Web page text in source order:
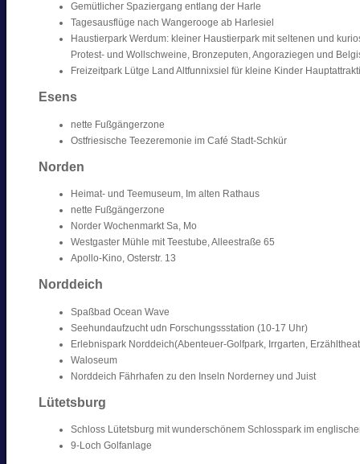
Gemütlicher Spaziergang entlang der Harle
Tagesausflüge nach Wangerooge ab Harlesiel
Haustierpark Werdum: kleiner Haustierpark mit seltenen und
Protest- und Wollschweine, Bronzeputen, Angoraziegen und
Freizeitpark Lütge Land Altfunnixsiel für kleine Kinder
Esens
nette Fußgängerzone
Ostfriesische Teezeremonie im Café Stadt-Schkür
Norden
Heimat- und Teemuseum, Im alten Rathaus
nette Fußgängerzone
Norder Wochenmarkt Sa, Mo
Westgaster Mühle mit Teestube, Alleestraße 65
Apollo-Kino, Osterstr. 13
Norddeich
Spaßbad Ocean Wave
Seehundaufzucht udn Forschungssstation (10-17 Uhr)
Erlebnispark Norddeich(Abenteuer-Golfpark, Irrgarten,
Waloseum
Norddeich Fährhafen zu den Inseln Norderney und Juist
Lütetsburg
Schloss Lütetsburg mit wunderschönem Schlosspark im
9-Loch Golfanlage